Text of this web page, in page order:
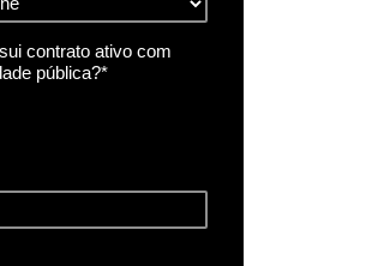
contrato ativo com
pública?*